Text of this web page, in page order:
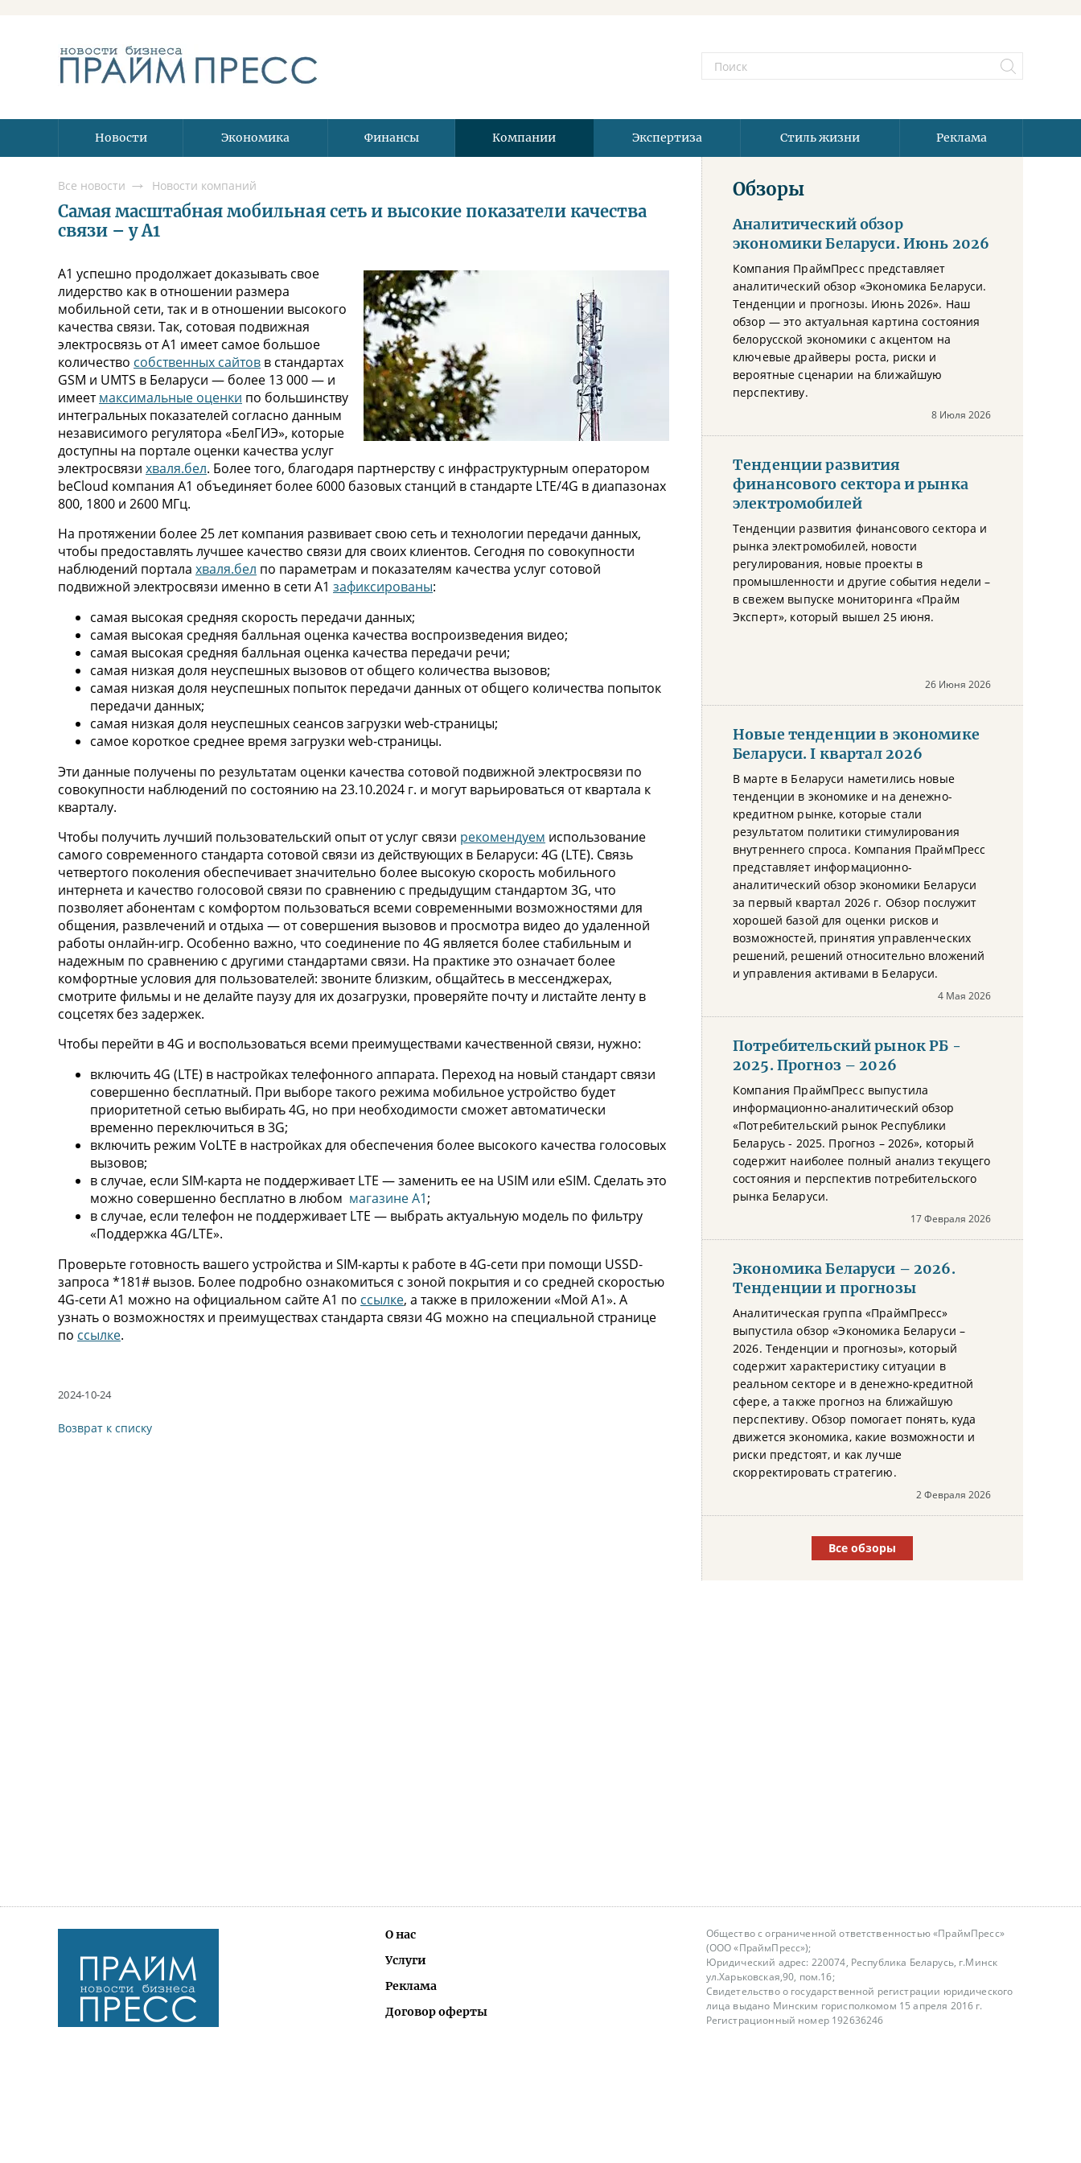
Новости Экономика Финансы Компании Экспертиза Стиль жизни Реклама
Все новости Новости компаний
Самая масштабная мобильная сеть и высокие показатели качества
связи – у А1
А1 успешно продолжает доказывать свое
лидерство как в отношении размера
мобильной сети, так и в отношении высокого
качества связи. Так, сотовая подвижная
электросвязь от А1 имеет самое большое
количество собственных сайтов в стандартах
GSM и UMTS в Беларуси — более 13 000 — и
имеетмаксимальные оценки по большинству
интегральных показателей согласно данным
независимого регулятора «БелГИЭ», которые
доступны на портале оценки качества услуг
электросвязи хваля.бел. Более того, благодаря партнерству с инфраструктурным оператором
beСloud компания А1 объединяет более 6000 базовых станций в стандарте LTE/4G в диапазонах
800, 1800 и 2600 МГц.
На протяжении более 25 лет компания развивает свою сеть и технологии передачи данных,
чтобы предоставлять лучшее качество связи для своих клиентов. Сегодня по совокупности
наблюдений портала хваля.бел по параметрам и показателям качества услуг сотовой
подвижной электросвязи именно в сети А1 зафиксированы:
самая высокая средняя скорость передачи данных;
самая высокая средняя балльная оценка качества воспроизведения видео;
самая высокая средняя балльная оценка качества передачи речи;
самая низкая доля неуспешных вызовов от общего количества вызовов;
самая низкая доля неуспешных попыток передачи данных от общего количества попыток
передачи данных;
самая низкая доля неуспешных сеансов загрузки web-страницы;
самое короткое среднее время загрузки web-страницы.
Эти данные получены по результатам оценки качества сотовой подвижной электросвязи по
совокупности наблюдений по состоянию на 23.10.2024 г. и могут варьироваться от квартала к
кварталу.
Чтобы получить лучший пользовательский опыт от услуг связи рекомендуем использование
самого современного стандарта сотовой связи из действующих в Беларуси: 4G (LTE). Связь
четвертого поколения обеспечивает значительно более высокую скорость мобильного
интернета и качество голосовой связи по сравнению с предыдущим стандартом 3G, что
позволяет абонентам с комфортом пользоваться всеми современными возможностями для
общения, развлечений и отдыха — от совершения вызовов и просмотра видео до удаленной
работы онлайн-игр. Особенно важно, что соединение по 4G является более стабильным и
надежным по сравнению с другими стандартами связи. На практике это означает более
комфортные условия для пользователей: звоните близким, общайтесь в мессенджерах,
смотрите фильмы и не делайте паузу для их дозагрузки, проверяйте почту и листайте ленту в
соцсетях без задержек.
Чтобы перейти в 4G и воспользоваться всеми преимуществами качественной связи, нужно:
включить 4G (LTE) в настройках телефонного аппарата. Переход на новый стандарт связи
совершенно бесплатный. При выборе такого режима мобильное устройство будет
приоритетной сетью выбирать 4G, но при необходимости сможет автоматически
временно переключиться в 3G;
включить режим VoLTE в настройках для обеспечения более высокого качества голосовых
вызовов;
в случае, если SIM-карта не поддерживает LTE — заменить ее на USIM или eSIM. Сделать это
можно совершенно бесплатно в любом магазине А1;
в случае, если телефон не поддерживает LTE — выбрать актуальную модель по фильтру
«Поддержка 4G/LTE».
Проверьте готовность вашего устройства и SIM-карты к работе в 4G-сети при помощи USSD-
запроса *181# вызов. Более подробно ознакомиться с зоной покрытия и со средней скоростью
4G-сети А1 можно на официальном сайте А1 по ссылке, а также в приложении «Мой А1». А
узнать о возможностях и преимуществах стандарта связи 4G можно на специальной странице
по ссылке.
2024-10-24
Возврат к списку
Обзоры
Аналитический обзор
экономики Беларуси. Июнь 2026
Компания ПраймПресс представляет
аналитический обзор «Экономика Беларуси.
Тенденции и прогнозы. Июнь 2026». Наш
обзор — это актуальная картина состояния
белорусской экономики с акцентом на
ключевые драйверы роста, риски и
вероятные сценарии на ближайшую
перспективу.
8 Июля 2026
Тенденции развития
финансового сектора и рынка
электромобилей
Тенденции развития финансового сектора и
рынка электромобилей, новости
регулирования, новые проекты в
промышленности и другие события недели –
в свежем выпуске мониторинга «Прайм
Эксперт», который вышел 25 июня.
26 Июня 2026
Новые тенденции в экономике
Беларуси. I квартал 2026
В марте в Беларуси наметились новые
тенденции в экономике и на денежно-
кредитном рынке, которые стали
результатом политики стимулирования
внутреннего спроса. Компания ПраймПресс
представляет информационно-
аналитический обзор экономики Беларуси
за первый квартал 2026 г. Обзор послужит
хорошей базой для оценки рисков и
возможностей, принятия управленческих
решений, решений относительно вложений
и управления активами в Беларуси.
4 Мая 2026
Потребительский рынок РБ -
2025. Прогноз – 2026
Компания ПраймПресс выпустила
информационно-аналитический обзор
«Потребительский рынок Республики
Беларусь - 2025. Прогноз – 2026», который
содержит наиболее полный анализ текущего
состояния и перспектив потребительского
рынка Беларуси.
17 Февраля 2026
Экономика Беларуси – 2026.
Тенденции и прогнозы
Аналитическая группа «ПраймПресс»
выпустила обзор «Экономика Беларуси –
2026. Тенденции и прогнозы», который
содержит характеристику ситуации в
реальном секторе и в денежно-кредитной
сфере, а также прогноз на ближайшую
перспективу. Обзор помогает понять, куда
движется экономика, какие возможности и
риски предстоят, и как лучше
скорректировать стратегию.
2 Февраля 2026
Все обзоры
О нас
Услуги
Реклама
Договор оферты
Общество с ограниченной ответственностью «ПраймПресс»
(ООО «ПраймПресс»);
Юридический адрес: 220074, Республика Беларусь, г.Минск
ул.Харьковская,90, пом.16;
Свидетельство о государственной регистрации юридического
лица выдано Минским горисполкомом 15 апреля 2016 г.
Регистрационный номер 192636246